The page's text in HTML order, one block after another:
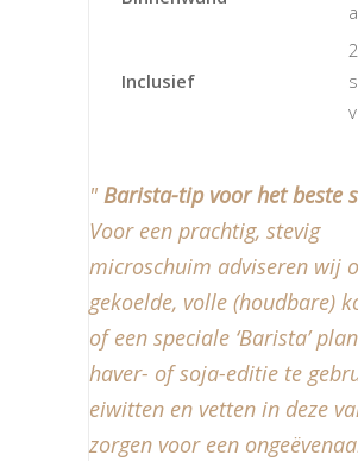
Inclusief
Barista-tip voor het beste
Voor een prachtig, stevig
microschuim adviseren wij
gekoelde, volle (houdbare)
of een speciale ‘Barista’
haver- of soja-editie te
eiwitten en vetten in deze
zorgen voor een